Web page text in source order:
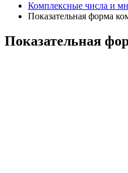
Комплексные числа и
Показательная форма
Показательная